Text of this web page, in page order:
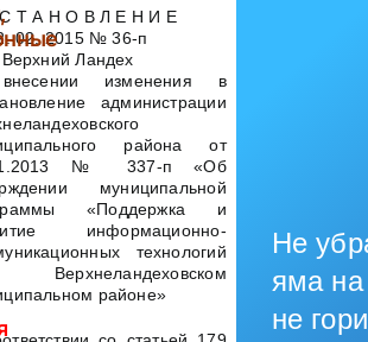
Т А Н О В Л Е Н И Е
02. 2015 № 36-п
Ландех
изменения в
администрации
района от
№ 337-п «Об
муниципальной
«Поддержка и
информационно-
технологий
районе»
Не
яма на
не